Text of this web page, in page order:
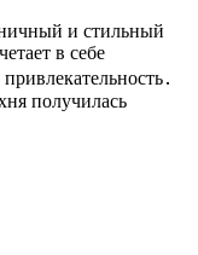
и стильный
в себе
получилась